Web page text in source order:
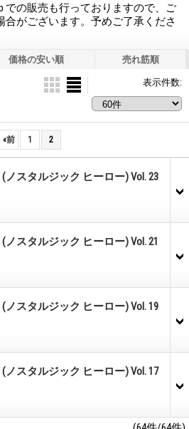
での販売も行っておりますので、ご
がございます。予めご了承くださ
価格の安い順 売れ筋順
表示件数:
«前 1 2
(ノスタルジック ヒーロー) Vol. 23
(ノスタルジック ヒーロー) Vol. 21
(ノスタルジック ヒーロー) Vol. 19
(ノスタルジック ヒーロー) Vol. 17